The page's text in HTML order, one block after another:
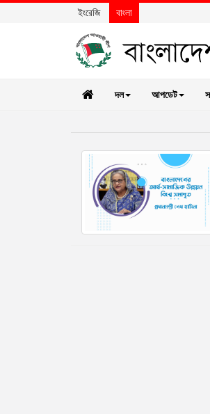
ইংরেজি বাংলা
দল আপডেট